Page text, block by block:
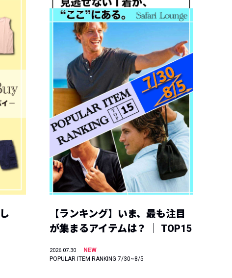
【ランキング】いま、最も注目
が集まるアイテムは？ ｜ TOP15
2026.07.30
NEW
POPULAR ITEM RANKING 7/30~8/5